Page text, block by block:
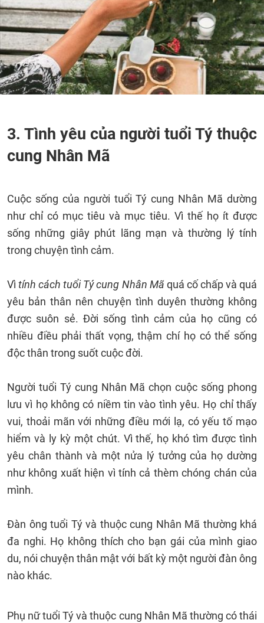
3. Tình yêu của người tuổi Tý thuộc
cung Nhân Mã
Cuộc sống của người tuổi Tý cung Nhân Mã dường
như chỉ có mục tiêu và mục tiêu. Vì thế họ ít được
sống những giây phút lãng mạn và thường lý tính
trong chuyện tình cảm.
Vìtính cách tuổi Tý cung Nhân Mã quá cố chấp và quá
yêu bản thân nên chuyện tình duyên thường không
được suôn sẻ. Đời sống tình cảm của họ cũng có
nhiều điều phải thất vọng, thậm chí họ có thể sống
độc thân trong suốt cuộc đời.
Người tuổi Tý cung Nhân Mã chọn cuộc sống phong
lưu vì họ không có niềm tin vào tình yêu. Họ chỉ thấy
vui, thoải mãn với những điều mới lạ, có yếu tố mạo
hiểm và ly kỳ một chút. Vì thế, họ khó tìm được tình
yêu chân thành và một nửa lý tưởng của họ dường
như không xuất hiện vì tính cả thèm chóng chán của
mình.
Đàn ông tuổi Tý và thuộc cung Nhân Mã thường khá
đa nghi. Họ không thích cho bạn gái của mình giao
du, nói chuyện thân mật với bất kỳ một người đàn ông
nào khác.
Phụ nữ tuổi Tý và thuộc cung Nhân Mã thường có thái